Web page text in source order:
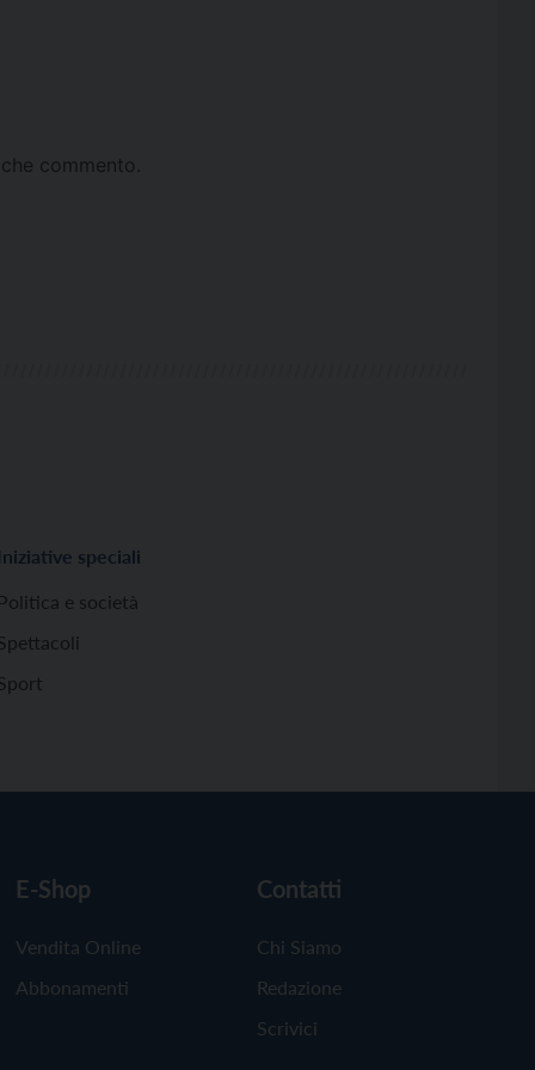
commento.
Iniziative speciali
Politica e società
E-Shop
Vendita Online
Abbonamenti
Contatti
Chi Siamo
Redazione
Scrivici